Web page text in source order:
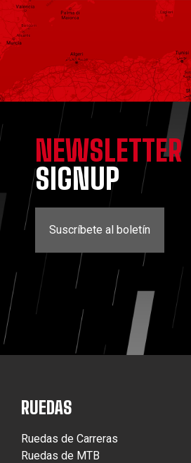
NEWSLETTER
SIGNUP
Suscríbete al boletín
RUEDAS
Ruedas de Carreras
Ruedas de MTB